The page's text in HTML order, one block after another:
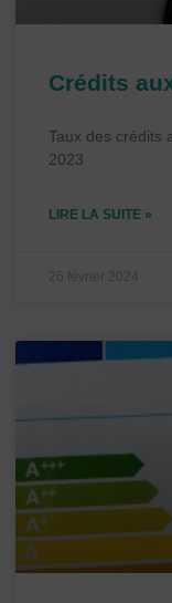
Crédits
Taux des crédits
2023
LIRE LA SUITE »
26 février 2024